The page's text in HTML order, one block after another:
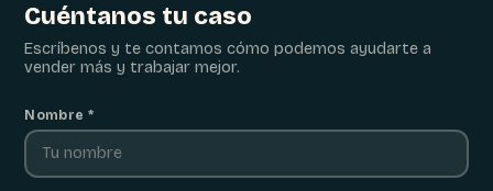
Cuéntanos tu caso
Escríbenos y te contamos cómo podemos ayudarte a
vender más y trabajar mejor.
Nombre *